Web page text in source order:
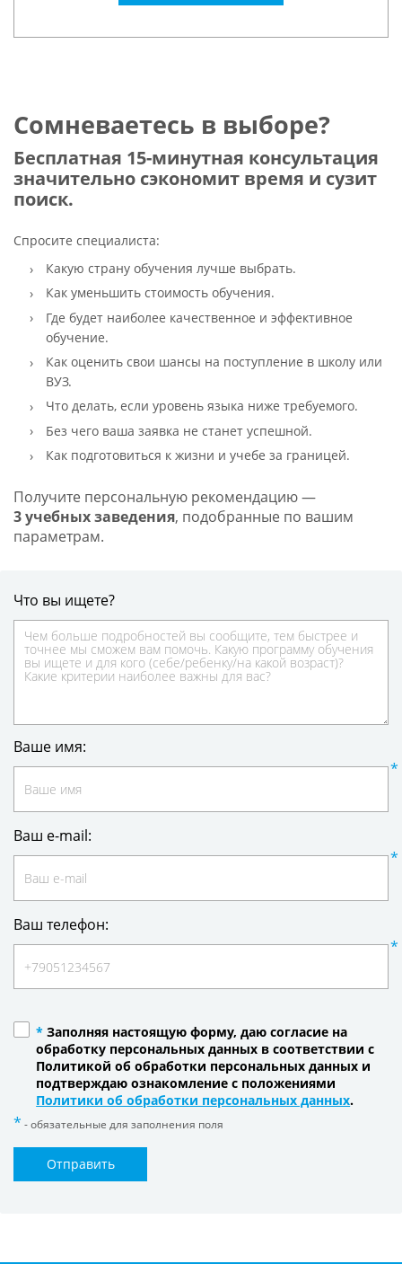
Сомневаетесь в выборе?
Бесплатная 15-минутная консультация
значительно сэкономит время и сузит
поиск.
Спросите специалиста:
Какую страну обучения лучше выбрать.
Как уменьшить стоимость обучения.
Где будет наиболее качественное и эффективное
обучение.
Как оценить свои шансы на поступление в школу или
ВУЗ.
Что делать, если уровень языка ниже требуемого.
Без чего ваша заявка не станет успешной.
Как подготовиться к жизни и учебе за границей.
Получите персональную рекомендацию —
3 учебных заведения, подобранные по вашим
параметрам.
Что вы ищете?
Ваше имя:
Ваш e-mail:
Ваш телефон:
* Заполняя настоящую форму, даю согласие на
обработку персональных данных в соответствии с
Политикой об обработки персональных данных и
подтверждаю ознакомление с положениями
Политики об обработки персональных данных.
- обязательные для заполнения поля
Отправить